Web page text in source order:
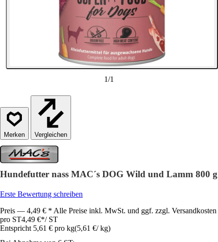
1/1
Vergleichen
Hundefutter nass MAC´s DOG Wild und Lamm 800 g
Erste Bewertung schreiben
Preis — 4,49 € * Alle Preise inkl. MwSt. und ggf. zzgl. Versandkosten
pro ST4,49 €*/ ST
Entspricht 5,61 € pro kg(5,61 €/ kg)